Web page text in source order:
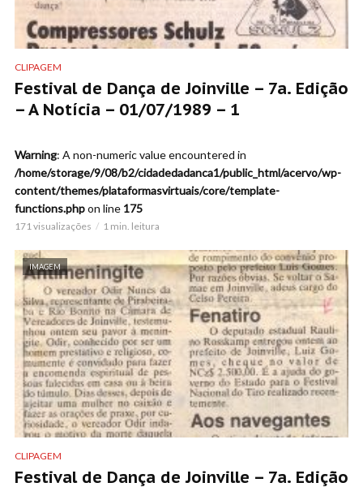
CLIPAGEM
Festival de Dança de Joinville – 7a. Edição
– A Notícia – 01/07/1989 – 1
Warning: A non-numeric value encountered in
/home/storage/9/08/b2/cidadedadanca1/public_html/acervo/wp-
content/themes/plataformasvirtuais/core/template-
functions.phpon line 175
171 visualizações 1 min. leitura
IMAGEM
CLIPAGEM
Festival de Dança de Joinville – 7a. Edição